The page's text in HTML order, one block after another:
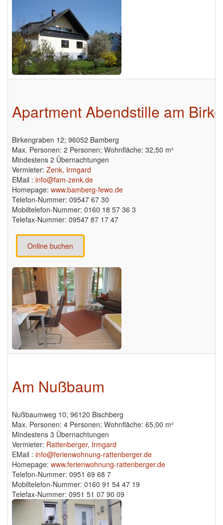
Apartment Abendstille am
Birkengraben 12; 96052 Bamberg
Max. Personen: 2 Personen; Wohnfläche: 32,50 m²
Mindestens 2 Übernachtungen
Vermieter: Zenk, Irmgard
EMail : info@fam-zenk.de
Homepage: www.bamberg-fewo.de
Telefon-Nummer: 09547 67 30
Mobiltelefon-Nummer: 0160 18 57 36 3
Telefax-Nummer: 09547 87 17 47
Online buchen
Am Nußbaum
Nußbaumweg 10; 96120 Bischberg
Max. Personen: 4 Personen; Wohnfläche: 65,00 m²
Mindestens 3 Übernachtungen
Vermieter: Rattenberger, Irmgard
EMail : info@ferienwohnung-rattenberger.de
Homepage: www.ferienwohnung-rattenberger.de
Telefon-Nummer: 0951 69 68 7
Mobiltelefon-Nummer: 0160 91 54 47 19
Telefax-Nummer: 0951 51 07 90 09